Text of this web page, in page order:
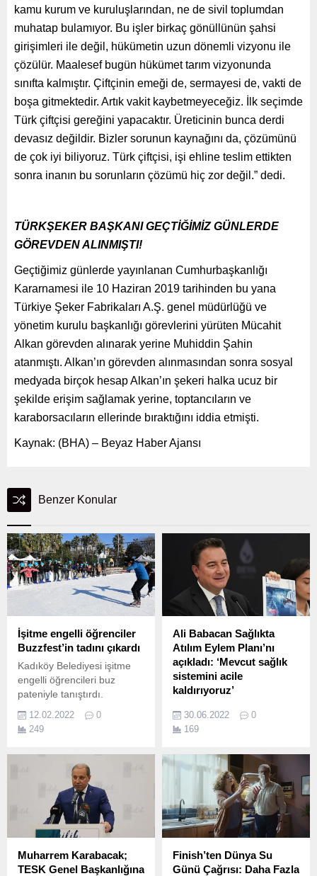
kamu kurum ve kuruluşlarından, ne de sivil toplumdan
muhatap bulamıyor. Bu işler birkaç gönüllünün şahsi
girişimleri ile değil, hükümetin uzun dönemli vizyonu ile
çözülür. Maalesef bugün hükümet tarım vizyonunda
sınıfta kalmıştır. Çiftçinin emeği de, sermayesi de, vakti de
boşa gitmektedir. Artık vakit kaybetmeyeceğiz. İlk seçimde
Türk çiftçisi gereğini yapacaktır. Üreticinin bunca derdi
devasız değildir. Bizler sorunun kaynağını da, çözümünü
de çok iyi biliyoruz. Türk çiftçisi, işi ehline teslim ettikten
sonra inanın bu sorunların çözümü hiç zor değil.” dedi.
TÜRKŞEKER BAŞKANI GEÇTİĞİMİZ GÜNLERDE
GÖREVDEN ALINMIŞTI!
Geçtiğimiz günlerde yayınlanan Cumhurbaşkanlığı
Kararnamesi ile 10 Haziran 2019 tarihinden bu yana
Türkiye Şeker Fabrikaları A.Ş. genel müdürlüğü ve
yönetim kurulu başkanlığı görevlerini yürüten Mücahit
Alkan görevden alınarak yerine Muhiddin Şahin
atanmıştı. Alkan’ın görevden alınmasından sonra sosyal
medyada birçok hesap Alkan’ın şekeri halka ucuz bir
şekilde erişim sağlamak yerine, toptancıların ve
karaborsacıların ellerinde bıraktığını iddia etmişti.
Kaynak: (BHA) – Beyaz Haber Ajansı
Benzer Konular
İşitme engelli öğrenciler
Buzzfest’in tadını çıkardı
Kadıköy Belediyesi işitme
engelli öğrencileri buz
pateniyle tanıştırdı.
12.02.2022
0
249
Ali Babacan Sağlıkta
Atılım Eylem Planı’nı
açıkladı: ‘Mevcut sağlık
sistemini acile
kaldırıyoruz’
başlıktan oluşan Sağlıkta
Atılım Eylem Planı’ndan öne
aile hekimliklerinde nitelikli
muayeneye erişebilecek.
30.06.2022
0
169
Muharrem Karabacak;
TESK Genel Başkanlığına
Finish’ten Dünya Su
Günü Çağrısı: Daha Fazla